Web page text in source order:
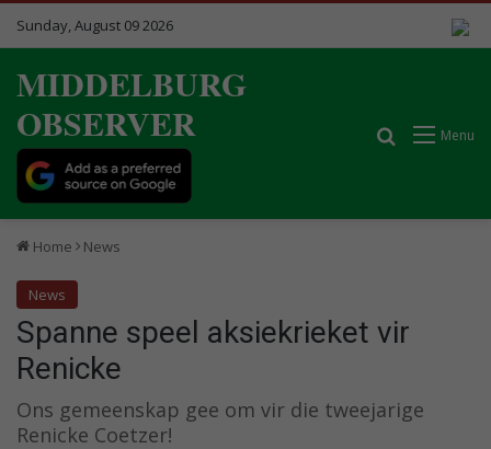
Sunday, August 09 2026
MIDDELBURG
OBSERVER
Menu
Search for
Home News
News
Spanne speel aksiekrieket vir
Renicke
Ons gemeenskap gee om vir die tweejarige
Renicke Coetzer!